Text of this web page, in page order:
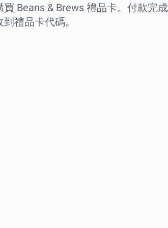
Beans & Brews 禮品卡。付款完
禮品卡代碼。